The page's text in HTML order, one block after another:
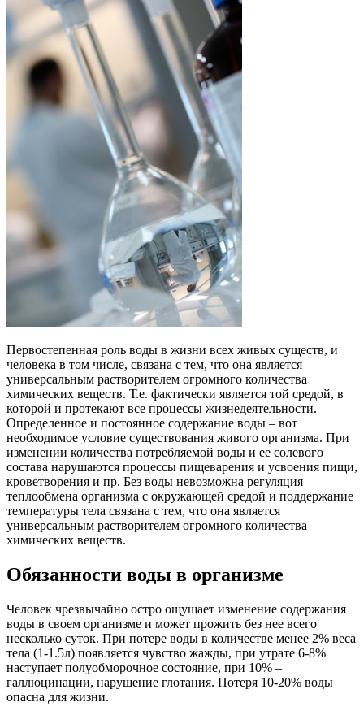
Первостепенная роль воды в жизни всех живых существ, и
человека в том числе, связана с тем, что она является
универсальным растворителем огромного количества
химических веществ. Т.е. фактически является той средой, в
которой и протекают все процессы жизнедеятельности.
Определенное и постоянное содержание воды – вот
необходимое условие существования живого организма. При
изменении количества потребляемой воды и ее солевого
состава нарушаются процессы пищеварения и усвоения пищи,
кроветворения и пр. Без воды невозможна регуляция
теплообмена организма с окружающей средой и поддержание
температуры тела связана с тем, что она является
универсальным растворителем огромного количества
химических веществ.
Обязанности воды в организме
Человек чрезвычайно остро ощущает изменение содержания
воды в своем организме и может прожить без нее всего
несколько суток. При потере воды в количестве менее 2% веса
тела (1-1.5л) появляется чувство жажды, при утрате 6-8%
наступает полуобморочное состояние, при 10% –
галлюцинации, нарушение глотания. Потеря 10-20% воды
опасна для жизни.